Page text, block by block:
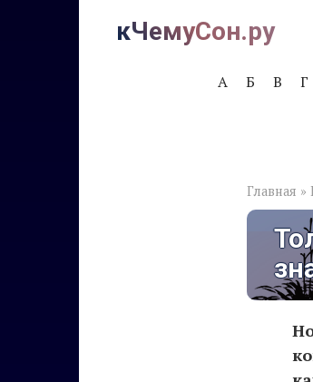
кЧемуСон.ру
А Б В Г
Главная »